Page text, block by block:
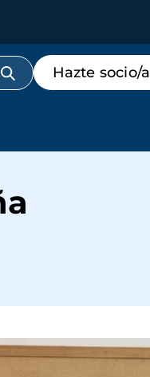
Menú
de
destacados
Hazte socio/a